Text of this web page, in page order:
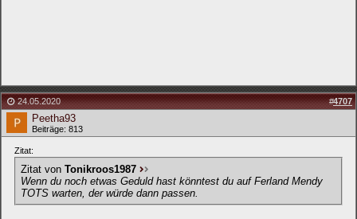
24.05.2020 #4707
Peetha93
Beiträge: 813
Zitat:
Zitat von Tonikroos1987
Wenn du noch etwas Geduld hast könntest du auf Ferland Mendy
TOTS warten, der würde dann passen.